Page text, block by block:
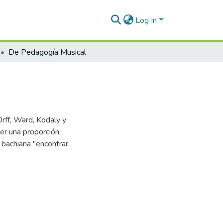
Log In
De Pedagogía Musical
Ward, Kodaly y
una proporción
"encontrar